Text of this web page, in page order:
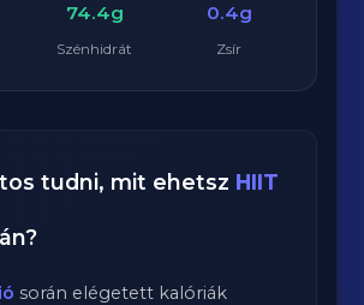
74.4g
Szénhidrát
0.4g
Zsír
tudni, mit ehetsz HIIT
során elégetett kalóriák